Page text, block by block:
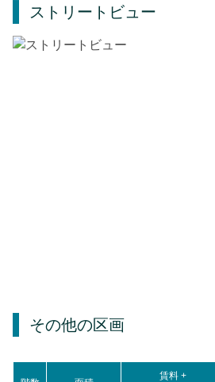
ストリートビュー
その他の区画
賃料 +